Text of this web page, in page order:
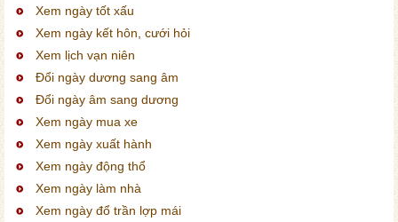
Xem ngày tốt xấu
Xem ngày kết hôn, cưới hỏi
Xem lịch vạn niên
Đổi ngày dương sang âm
Đổi ngày âm sang dương
Xem ngày mua xe
Xem ngày xuất hành
Xem ngày động thổ
Xem ngày làm nhà
Xem ngày đổ trần lợp mái